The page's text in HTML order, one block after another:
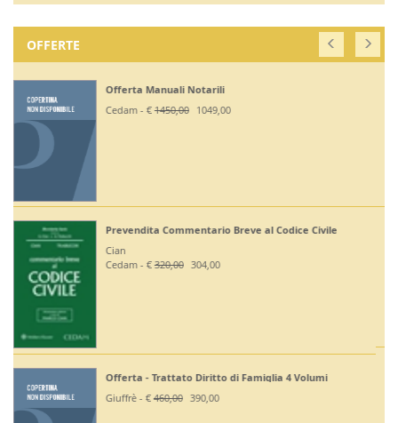
2026 - Esame Avv
Giuffrè - €375,00 330,00
Off. Codici Civile e Proc Civile 2026 - Esame Avvocato
Giuffrè - €195,00 185,20